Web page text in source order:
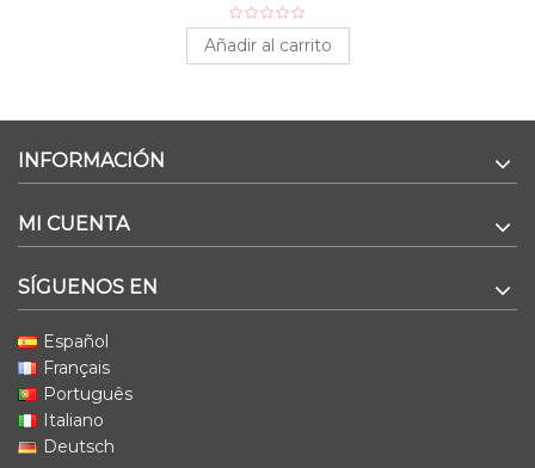
Añadir al carrito
INFORMACIÓN
MI CUENTA
SÍGUENOS EN
Español
Français
Português
Italiano
Deutsch